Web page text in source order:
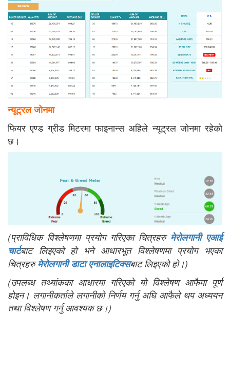
न्यूट्रल जोनमा
फियर एण्ड ग्रीड मिटरमा फाइनान्स अहिले न्यूट्रल जोनमा रहेको
छ।
(प्राविधिक विश्लेषणमा प्रयोग गरिएका चित्रहरु मेरोलगानी एआई
चार्टबाट लिइएको हो भने आधारभूत विश्लेषणमा प्रयोग भएका
चित्रहरुमेरोलगानी डाटा एनालाइटिक्सबाट लिइएको हो।)
(उपलब्ध तथ्यांकका आधारमा गरिएको यो विश्लेषण आफैमा पूर्ण
होइन। लगानीकर्ताले लगानीको निर्णय गर्नु अघि आफैले थप अध्ययन
तथा विश्लेषण गर्नु आवश्यक छ।)